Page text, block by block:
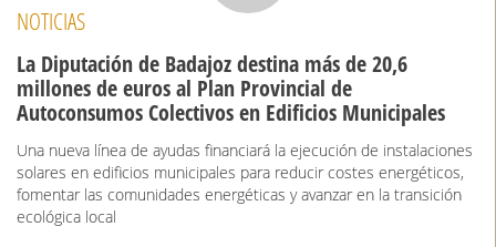
NOTICIAS
La Diputación de Badajoz destina más de 20,6
millones de euros al Plan Provincial de
Autoconsumos Colectivos en Edificios Municipales
Una nueva línea de ayudas financiará la ejecución de instalaciones
solares en edificios municipales para reducir costes energéticos,
fomentar las comunidades energéticas y avanzar en la transición
ecológica local